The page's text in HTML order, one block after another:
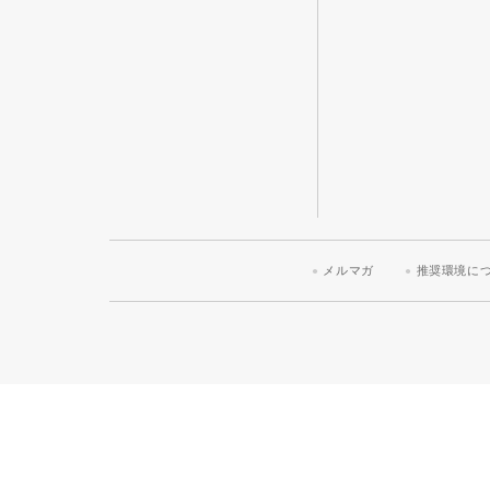
メルマガ 推奨環境に